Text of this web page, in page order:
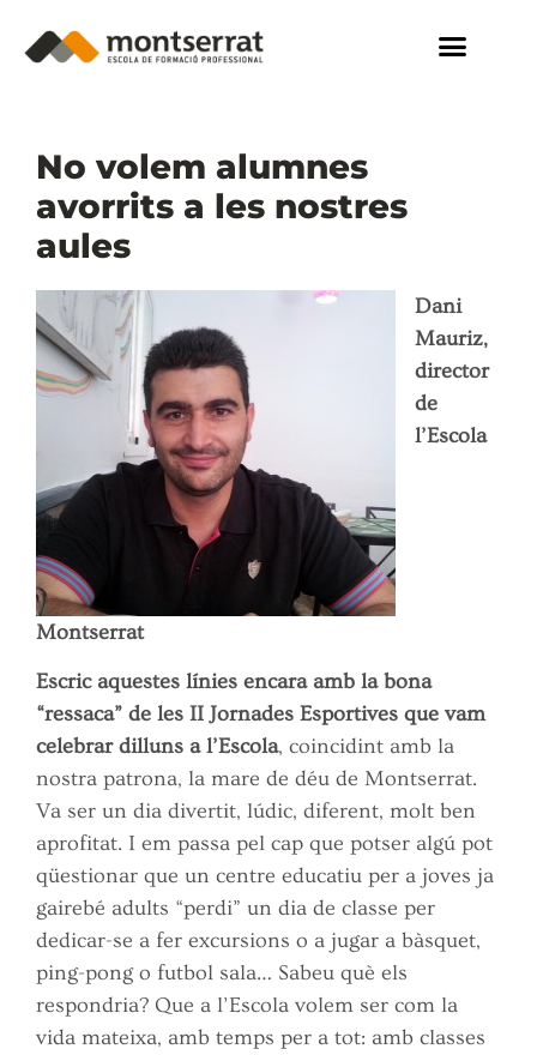
No volem alumnes
avorrits a les nostres
aules
Dani
Mauriz,
director
de
l’Escola
Montserrat
Escric aquestes línies encara amb la bona
“ressaca” de les II Jornades Esportives que vam
celebrar dilluns a l’Escola, coincidint amb la
nostra patrona, la mare de déu de Montserrat.
Va ser un dia divertit, lúdic, diferent, molt ben
aprofitat. I em passa pel cap que potser algú pot
qüestionar que un centre educatiu per a joves ja
gairebé adults “perdi” un dia de classe per
dedicar-se a fer excursions o a jugar a bàsquet,
ping-pong o futbol sala… Sabeu què els
respondria? Que a l’Escola volem ser com la
vida mateixa, amb temps per a tot: amb classes